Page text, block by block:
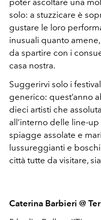
poter ascoltare una
solo: a stuzzicare è
gustare le loro
inusuali quanto
da spartire con i
casa nostra.
Suggerirvi solo i
generico: quest’anno
dieci artisti che
all’interno delle line-
spiagge assolate e
lussureggianti e
città tutte da visitare,
Caterina Barbieri @